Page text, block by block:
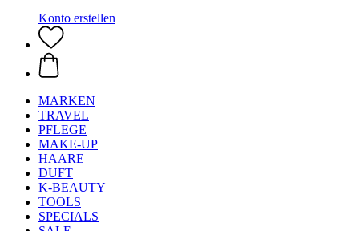
Konto erstellen
MARKEN
TRAVEL
PFLEGE
MAKE-UP
HAARE
DUFT
K-BEAUTY
TOOLS
SPECIALS